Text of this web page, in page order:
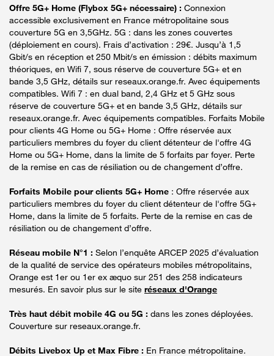
Offre 5G+ Home (Flybox 5G+ nécessaire) : Connexion
accessible exclusivement en France métropolitaine sous
couverture 5G en 3,5GHz. 5G : dans les zones couvertes
(déploiement en cours). Frais d’activation : 29€. Jusqu’à 1,5
Gbit/s en réception et 250 Mbit/s en émission : débits maximum
théoriques, en Wifi 7, sous réserve de couverture 5G+ et en
bande 3,5 GHz, détails sur reseaux.orange.fr. Avec équipements
compatibles. Wifi 7 : en dual band, 2,4 GHz et 5 GHz sous
réserve de couverture 5G+ et en bande 3,5 GHz, détails sur
reseaux.orange.fr. Avec équipements compatibles. Forfaits Mobile
pour clients 4G Home ou 5G+ Home : Offre réservée aux
particuliers membres du foyer du client détenteur de l'offre 4G
Home ou 5G+ Home, dans la limite de 5 forfaits par foyer. Perte
de la remise en cas de résiliation ou de changement d’offre.
Forfaits Mobile pour clients 5G+ Home : Offre réservée aux
particuliers membres du foyer du client détenteur de l'offre 5G+
Home, dans la limite de 5 forfaits. Perte de la remise en cas de
résiliation ou de changement d’offre.
Réseau mobile N°1 : Selon l’enquête ARCEP 2025 d’évaluation
de la qualité de service des opérateurs mobiles métropolitains,
Orange est 1er ou 1er ex æquo sur 251 des 258 indicateurs
mesurés. En savoir plus sur le site réseaux d'Orange
Très haut débit mobile 4G ou 5G : dans les zones déployées.
Couverture sur reseaux.orange.fr.
Débits Livebox Up et Max Fibre : En France métropolitaine.